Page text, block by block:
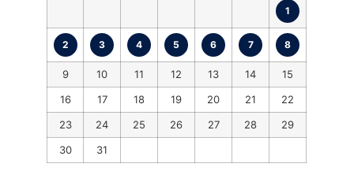
1
2 3 4 5 6 7 8
9 10 11 12 13 14
15
16
17 18 19 20 21
22
23
24 25 26 27 28
29
30
31